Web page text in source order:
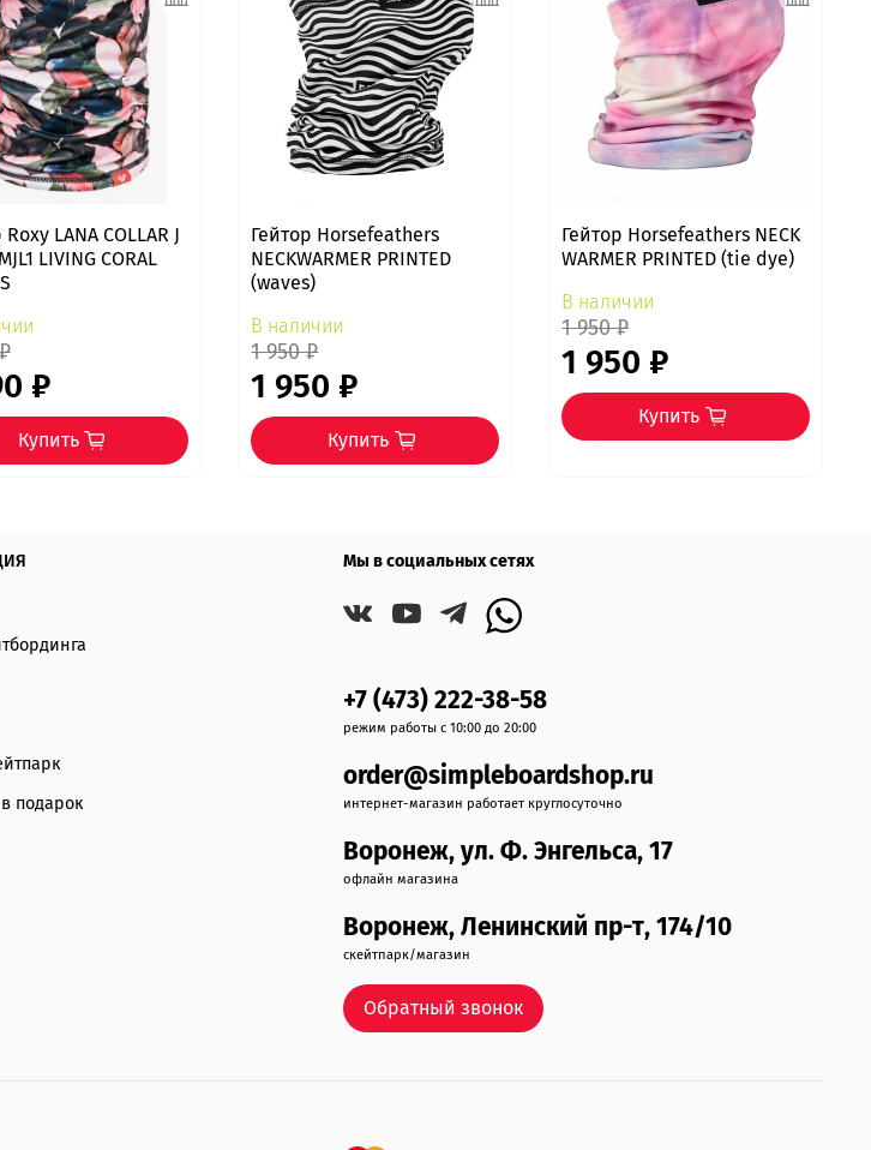
LANA COLLAR J
LIVING CORAL
₽
Купить
Гейтор Horsefeathers
NECKWARMER PRINTED
(waves)
В наличии
1 950 ₽
1 950 ₽
Купить
Гейтор Horsefeathers NECK
WARMER PRINTED (tie dye)
В наличии
1 950 ₽
1 950 ₽
Купить
подарок
Мы в социальных сетях
+7 (473) 222-38-58
режим работы с 10:00 до 20:00
order@simpleboardshop.ru
интернет-магазин работает круглосуточно
Воронеж, ул. Ф. Энгельса, 17
офлайн магазина
Воронеж, Ленинский пр-т, 174/10
скейтпарк/магазин
Обратный звонок